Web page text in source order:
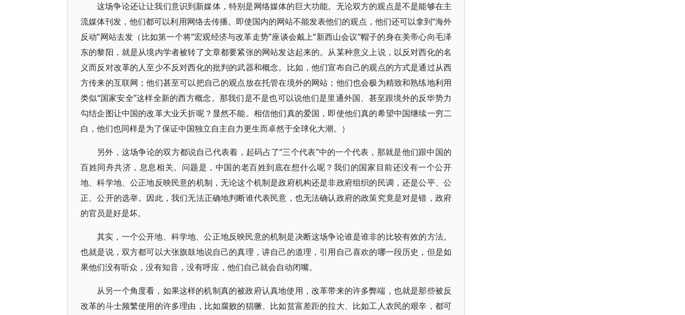
这场争论还让让我们意识到新媒体，特别是网络媒体的巨大功能。无论双方的观点是不是能够在主
流媒体刊发，他们都可以利用网络去传播。即使国内的网站不能发表他们的观点，他们还可以拿到“海外
反动”网站去发（比如第一个将“宏观经济与改革走势”座谈会戴上“新西山会议”帽子的身在美帝心向毛泽
东的黎阳，就是从境内学者被转了文章都要紧张的网站发达起来的。从某种意义上说，以反对西化的名
义而反对改革的人至少不反对西化的批判的武器和概念。比如，他们宣布自己的观点的方式是通过从西
方传来的互联网；他们甚至可以把自己的观点放在托管在境外的网站；他们也会极为精致和熟练地利用
类似“国家安全”这样全新的西方概念。那我们是不是也可以说他们是里通外国、甚至跟境外的反华势力
勾结企图让中国的改革大业夭折呢？显然不能。相信他们真的爱国，即使他们真的希望中国继续一穷二
白，他们也同样是为了保证中国独立自主自力更生而卓然于全球化大潮。）
另外，这场争论的双方都说自己代表着，起码占了“三个代表”中的一个代表，那就是他们跟中国的
百姓同舟共济，息息相关。问题是，中国的老百姓到底在想什么呢？我们的国家目前还没有一个公开
地、科学地、公正地反映民意的机制，无论这个机制是政府机构还是非政府组织的民调，还是公平、公
正、公开的选举。因此，我们无法正确地判断谁代表民意，也无法确认政府的政策究竟是对是错，政府
的官员是好是坏。
其实，一个公开地、科学地、公正地反映民意的机制是决断这场争论谁是谁非的比较有效的方法。
也就是说，双方都可以大张旗鼓地说自己的真理，讲自己的道理，引用自己喜欢的哪一段历史，但是如
果他们没有听众，没有知音，没有呼应，他们自己就会自动闭嘴。
从另一个角度看，如果这样的机制真的被政府认真地使用，改革带来的许多弊端，也就是那些被反
改革的斗士频繁使用的许多理由，比如腐败的猖獗、比如贫富差距的拉大、比如工人农民的艰辛，都可